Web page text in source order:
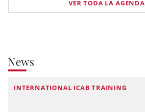
VER TODA LA AGENDA
News
INTERNATIONAL ICAB TRAINING